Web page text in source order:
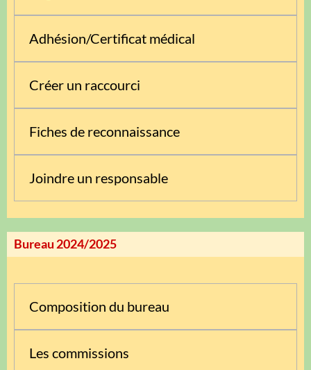
Adhésion/Certificat médical
Créer un raccourci
Fiches de reconnaissance
Joindre un responsable
Bureau 2024/2025
Composition du bureau
Les commissions